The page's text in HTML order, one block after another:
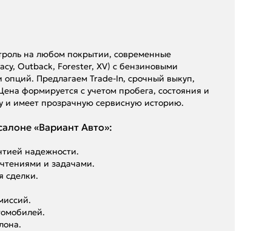
на любом покрытии, современные
Outback, Forester, XV) с бензиновыми
Предлагаем Trade-In, срочный выкуп,
формируется с учетом пробега, состояния и
имеет прозрачную сервисную историю.
«Вариант Авто»:
надежности.
и задачами.
сделки.